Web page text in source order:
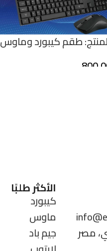
طقم كيبورد وماوس
عملي وأداء موثوق
مصر
الأكثر طلبًا
كيبورد
ماوس
جيم باد